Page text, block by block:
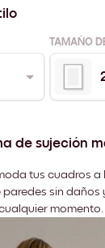
TAMAÑO
de sujeción
tus cuadros a
sin daños
momento.